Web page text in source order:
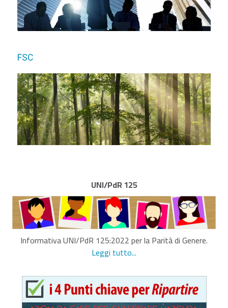
FSC
UNI/PdR 125
Informativa UNI/PdR 125:2022 per la Parità di Genere.
Leggi tutto...